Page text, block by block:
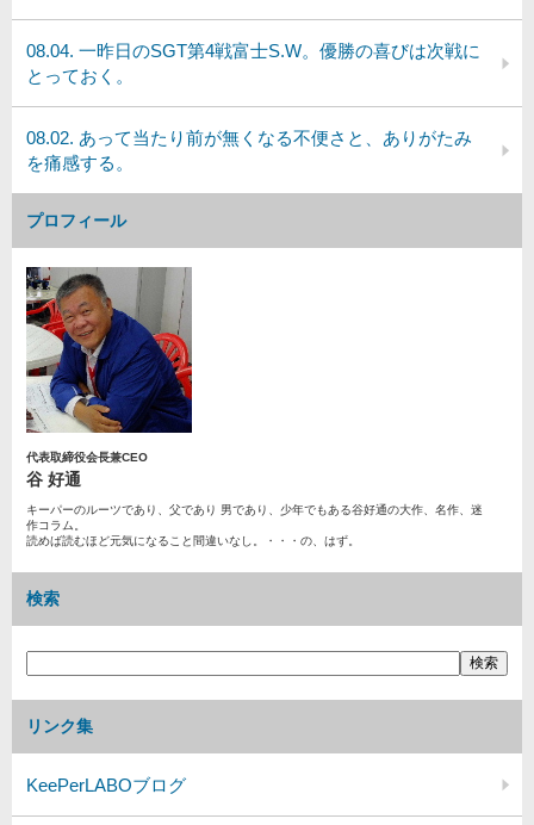
08.04. 一昨日のSGT第4戦富士S.W。優勝の喜びは次戦に
とっておく。
08.02. あって当たり前が無くなる不便さと、ありがたみ
を痛感する。
プロフィール
代表取締役会長兼CEO
谷 好通
キーパーのルーツであり、父であり 男であり、少年でもある谷好通の大作、名作、迷
作コラム。
読めば読むほど元気になること間違いなし。・・・の、はず。
検索
リンク集
KeePerLABOブログ